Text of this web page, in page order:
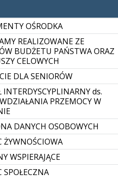
OŚRODKA
REALIZOWANE ZE
BUDŻETU PAŃSTWA ORAZ
CELOWYCH
DLA SENIORÓW
INTERDYSCYPLINARNY ds.
PRZEMOCY W
DANYCH OSOBOWYCH
ŻYWNOŚCIOWA
WSPIERAJĄCE
SPOŁECZNA